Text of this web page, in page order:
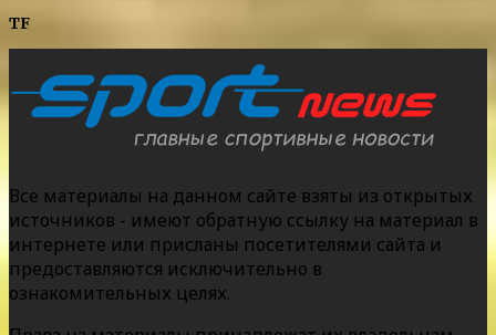
TF
Все материалы на данном сайте взяты из открытых
источников - имеют обратную ссылку на материал в
интернете или присланы посетителями сайта и
предоставляются исключительно в
ознакомительных целях.